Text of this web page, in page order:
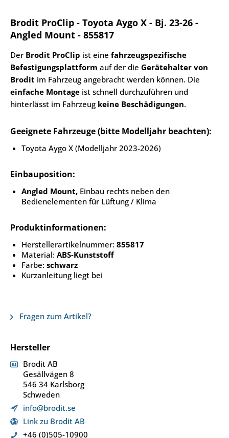
Brodit ProClip - Toyota Aygo X - Bj. 23-26 -
Angled Mount - 855817
Der Brodit ProClip ist eine fahrzeugspezifische
Befestigungsplattform auf der die Gerätehalter von
Brodit im Fahrzeug angebracht werden können. Die
einfache Montage ist schnell durchzuführen und
hinterlässt im Fahrzeug keine Beschädigungen.
Geeignete Fahrzeuge (bitte Modelljahr beachten):
Toyota Aygo X (Modelljahr 2023-2026)
Einbauposition:
Angled Mount, Einbau rechts neben den
Bedienelementen für Lüftung / Klima
Produktinformationen:
Herstellerartikelnummer: 855817
Material: ABS-Kunststoff
Farbe: schwarz
Kurzanleitung liegt bei
Fragen zum Artikel?
Hersteller
Brodit AB
Gesällvägen 8
546 34 Karlsborg
Schweden
info@brodit.se
Link zu Brodit AB
+46 (0)505-10900